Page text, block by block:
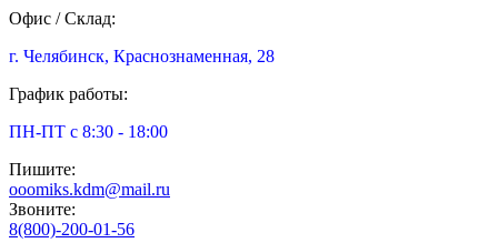
Офис / Склад:
г. Челябинск, Краснознаменная, 28
График работы:
ПН-ПТ с 8:30 - 18:00
Пишите:
ooomiks.kdm@mail.ru
Звоните:
8(800)-200-01-56